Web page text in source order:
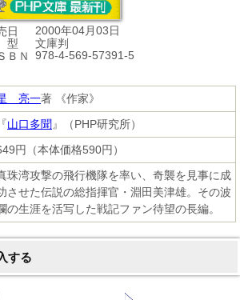
日
2000年04月03日
型
文庫判
ＢＮ
978-4-569-57391-5
亮一著 《作家》
『山口多聞 』（PHP研究所）
円（本体価格590円）
珠湾攻撃の飛行機隊を率い、奇襲を見事に成
させた伝説の総指揮官・淵田美津雄。その波
の生涯を活写した戦記ファン待望の長編。
する